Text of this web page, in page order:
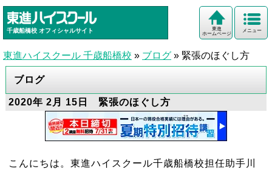
千歳船橋校 オフィシャルサイト メニュー
東進
ホームページ
東進ハイスクール 千歳船橋校 » ブログ » 緊張のほぐし方
ブログ
2020年 2月 15日 緊張のほぐし方
こんにちは。東進ハイスクール千歳船橋校担任助手川